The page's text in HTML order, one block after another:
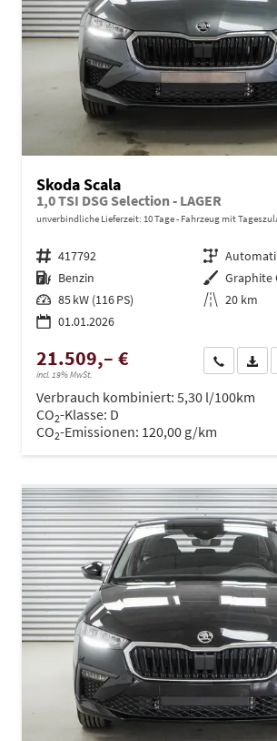
Skoda Scala
1,0 TSI DSG Selection - LAGER
unverbindliche Lieferzeit: 10 Tage Fahrzeug mit
Fahrzeugnr. 417792 Getriebe
Kraftstoff Benzin Außenfarbe Graphite
Leistung 85 kW (116 PS) Kilometerstand 20 km
01.01.2026
21.509,– €
incl. 19% MwSt.
Wir rufen
Verbrauch kombiniert: 5,30 l/100km
CO2-Klasse: D
CO2-Emissionen: 120,00 g/km